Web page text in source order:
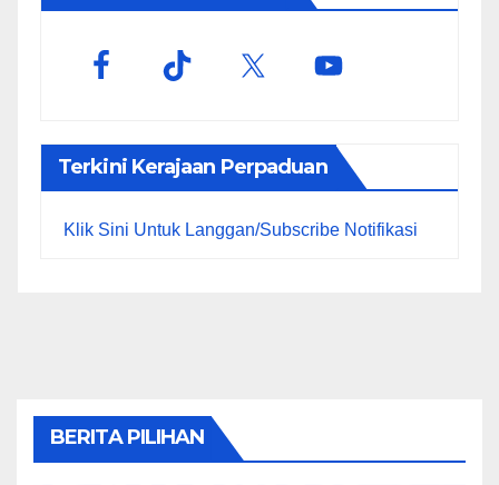
Terkini Kerajaan Perpaduan
Klik Sini Untuk Langgan/Subscribe Notifikasi
BERITA PILIHAN